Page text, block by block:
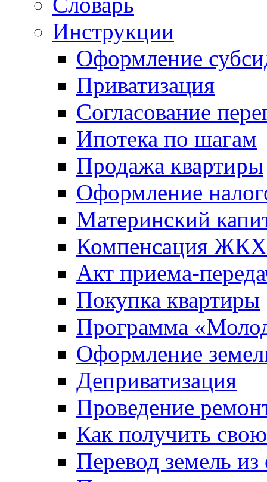
Инструкции
Оформление
Приватизация
Согласование
Ипотека по шагам
Продажа квартиры
Оформление
Материнский
Компенсация ЖКХ
Акт приема-
Покупка квартиры
Программа
Оформление
Деприватизация
Проведение
Как получить
Перевод земель